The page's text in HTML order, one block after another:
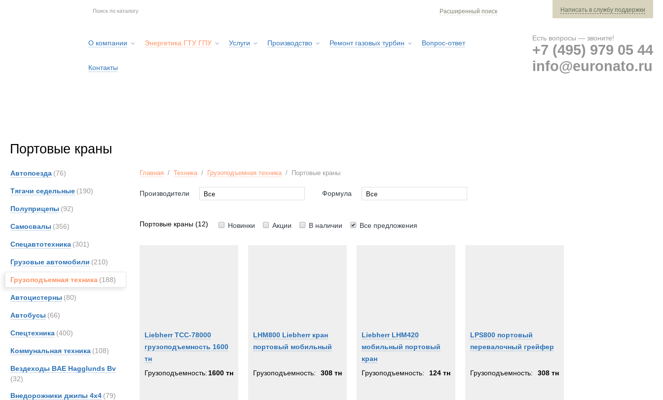
Расширенный поиск Написать в службу поддержки
О компании Энергетика ГТУ ГПУ Услуги Производство Ремонт газовых турбин Вопрос-ответ
Контакты
Есть вопросы — звоните!
+7 (495) 979 05 44
info@euronato.ru
Портовые краны
Автопоезда (76)
Тягачи седельные (190)
Полуприцепы (92)
Самосвалы (356)
Спецавтотехника (301)
Грузовые автомобили (210)
Грузоподъемная техника (188)
Автоцистерны (80)
Автобусы (66)
Спецтехника (400)
Коммунальная техника (108)
Вездеходы BAE Hagglunds Bv
(32)
Внедорожники джипы 4х4 (79)
Главная / Техника/ Грузоподъемная техника/ Портовые краны
Производители
Все
Liebherr
Формула
Все
Портовые краны (12) Новинки Акции В наличии Все предложения
Liebherr TCC-78000
грузоподъемность 1600
тн
Грузоподъемность: 1600 тн
LHM800 Liebherr кран
портовый мобильный
Грузоподъемность: 308 тн
Liebherr LHM420
мобильный портовый
кран
Грузоподъемность:
124 тн
LPS800 портовый
перевалочный грейфер
Грузоподъемность: 308 тн